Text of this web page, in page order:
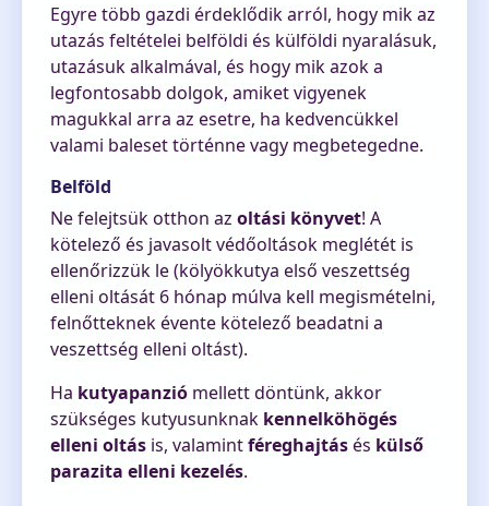
Egyre több gazdi érdeklődik arról, hogy mik az
utazás feltételei belföldi és külföldi nyaralásuk,
utazásuk alkalmával, és hogy mik azok a
legfontosabb dolgok, amiket vigyenek
magukkal arra az esetre, ha kedvencükkel
valami baleset történne vagy megbetegedne.
Belföld
Ne felejtsük otthon az oltási könyvet! A
kötelező és javasolt védőoltások meglétét is
ellenőrizzük le (kölyökkutya első veszettség
elleni oltását 6 hónap múlva kell megismételni,
felnőtteknek évente kötelező beadatni a
veszettség elleni oltást).
Ha kutyapanziómellett döntünk, akkor
szükséges kutyusunknak kennelköhögés
elleni oltásis, valamintféreghajtásés külső
parazita elleni kezelés.